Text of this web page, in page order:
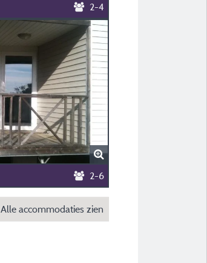
2-4
2-6
Alle accommodaties zien